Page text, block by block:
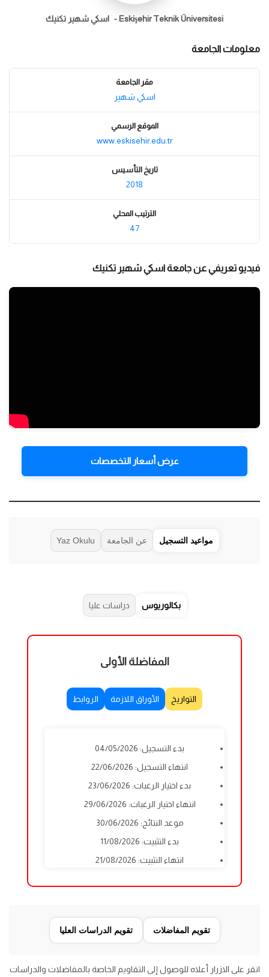
Eskişehir Teknik Üniversitesi - اسكي شهير تكنيك
معلومات الجامعة
مقر الجامعة
اسكي شهير
الموقع الرسمي
www.eskisehir.edu.tr
تاريخ التأسيس
2018
الترتيب المحلي
47
فيديو تعريفي عن جامعة اسكي شهير تكنيك
عرض أسعار التخصصات
مواعيد التسجيل عن الجامعة Yaz Okulu
بكالوريوس دراسات عليا
المفاضلة الأولى
التواريخ الأوراق اللازمة الروابط
بدء التسجيل: 04/05/2026
انتهاء التسجيل: 22/06/2026
بدء اختيار الرغبات: 23/06/2026
انتهاء اختيار الرغبات: 29/06/2026
موعد النتائج: 30/06/2026
بدء التثبيت: 11/08/2026
انتهاء التثبيت: 21/08/2026
تقويم المفاضلات تقويم الدراسات العليا
انقر على الازرار أعلاه للوصول إلى التقاويم الخاصة بالمفاضلات والدراسات